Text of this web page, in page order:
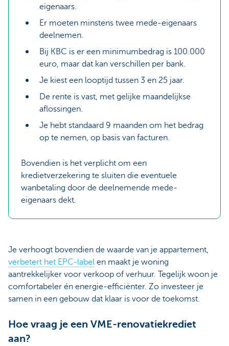
eigenaars.
Er moeten minstens twee mede-eigenaars
deelnemen.
Bij KBC is er een minimumbedrag is 100.000
euro, maar dat kan verschillen per bank.
Je kiest een looptijd tussen 3 en 25 jaar.
De rente is vast, met gelijke maandelijkse
aflossingen.
Je hebt standaard 9 maanden om het bedrag
op te nemen, op basis van facturen.
Bovendien is het verplicht om een
kredietverzekering te sluiten die eventuele
wanbetaling door de deelnemende mede-
eigenaars dekt.
Je verhoogt bovendien de waarde van je appartement,
verbetert het EPC-label en maakt je woning
aantrekkelijker voor verkoop of verhuur. Tegelijk woon je
comfortabeler én energie-efficiënter. Zo investeer je
samen in een gebouw dat klaar is voor de toekomst.
Hoe vraag je een VME-renovatiekrediet
aan?